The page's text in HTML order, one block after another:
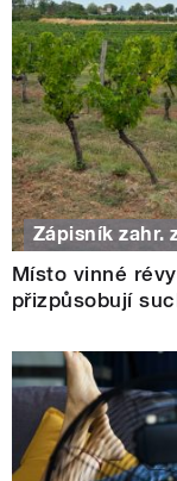
Zápisník zahr.
Místo vinné
přizpůsobují